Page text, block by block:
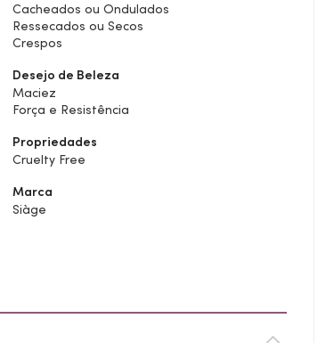
Cacheados ou Ondulados
Ressecados ou Secos
Crespos
Desejo de Beleza
Maciez
Força e Resistência
Propriedades
Cruelty Free
Marca
Siàge